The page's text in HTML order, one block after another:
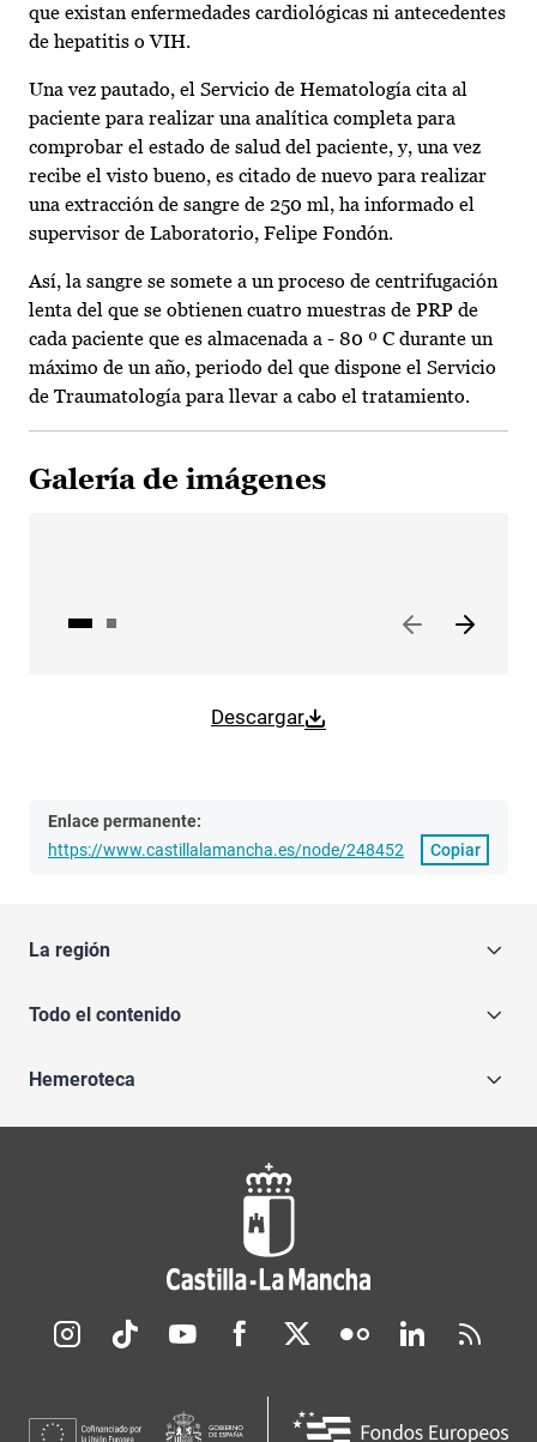
que existan enfermedades cardiológicas ni antecedentes
de hepatitis o VIH.
Una vez pautado, el Servicio de Hematología cita al
paciente para realizar una analítica completa para
comprobar el estado de salud del paciente, y, una vez
recibe el visto bueno, es citado de nuevo para realizar
una extracción de sangre de 250 ml, ha informado el
supervisor de Laboratorio, Felipe Fondón.
Así, la sangre se somete a un proceso de centrifugación
lenta del que se obtienen cuatro muestras de PRP de
cada paciente que es almacenada a - 80 º C durante un
máximo de un año, periodo del que dispone el Servicio
de Traumatología para llevar a cabo el tratamiento.
Galería de imágenes
Descargar
Enlace permanente:
https://www.castillalamancha.es/node/248452
Copiar
La región
Todo el contenido
Hemeroteca
Redes sociales JCCM